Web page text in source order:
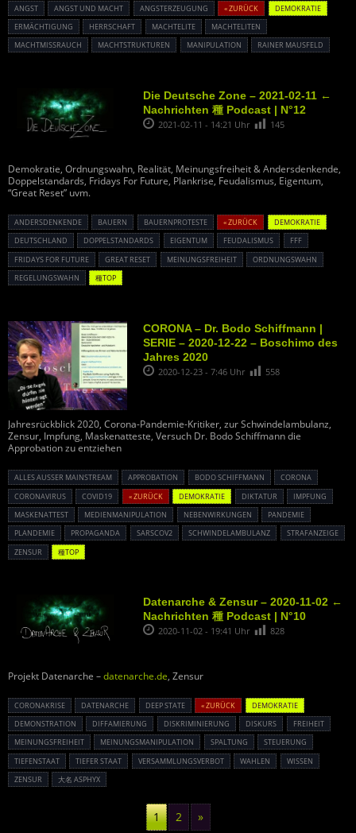
ANGST ANGST UND MACHT ANGSTERZEUGUNG « ZURÜCK
DEMOKRATIE
ERMÄCHTIGUNG
HERRSCHAFT MACHTELITE
MACHTELITEN
MACHTMISSRAUCH
MACHTSTRUKTUREN MANIPULATION RAINER MAUSFELD
Die Deutsche Zone – 2021-02-11 ←
Nachrichten 種 Podcast | N°12
2021-02-11 - 14:21 Uhr 145
Demokratie, Ordnungswahn, Realität, Meinungsfreiheit & Andersdenkende,
Doppelstandards, Fridays For Future, Plankrise, Feudalismus, Eigentum,
“Great Reset” uvm.
ANDERSDENKENDE BAUERN BAUERNPROTESTE « ZURÜCK
DEMOKRATIE
DEUTSCHLAND
DOPPELSTANDARDS EIGENTUM FEUDALISMUS
FFF
FRIDAYS FOR FUTURE
GREAT RESET MEINUNGSFREIHEIT
ORDNUNGSWAHN
REGELUNGSWAHN
種TOP
CORONA – Dr. Bodo Schiffmann |
SERIE – 2020-12-22 – Boschimo des
Jahres 2020
2020-12-23 - 7:46 Uhr 558
Jahresrückblick 2020, Corona-Pandemie-Kritiker, zur Schwindelambulanz,
Zensur, Impfung, Maskenatteste, Versuch Dr. Bodo Schiffmann die
Approbation zu entziehen
ALLES AUSSER MAINSTREAM APPROBATION BODO SCHIFFMANN
CORONA
CORONAVIRUS
COVID19 « ZURÜCK DEMOKRATIE DIKTATUR
IMPFUNG
MASKENATTEST
MEDIENMANIPULATION NEBENWIRKUNGEN
PANDEMIE
PLANDEMIE
PROPAGANDA SARSCOV2 SCHWINDELAMBULANZ
STRAFANZEIGE
ZENSUR
種TOP
Datenarche & Zensur – 2020-11-02 ←
Nachrichten 種 Podcast | N°10
2020-11-02 - 19:41 Uhr 828
Projekt Datenarche –datenarche.de, Zensur
CORONAKRISE DATENARCHE DEEP STATE « ZURÜCK
DEMOKRATIE
DEMONSTRATION
DIFFAMIERUNG DISKRIMINIERUNG DISKURS
FREIHEIT
MEINUNGSFREIHEIT
MEINUNGSMANIPULATION SPALTUNG
STEUERUNG
TIEFENSTAAT
TIEFER STAAT VERSAMMLUNGSVERBOT WAHLEN
WISSEN
ZENSUR
大名 ASPHYX
1 2 »